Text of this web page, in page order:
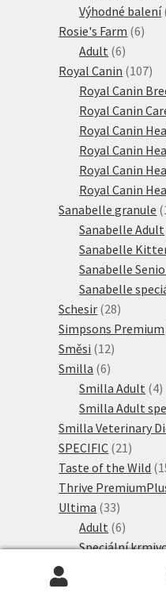
Výhodné balení
Rosie's Farm 66
Adult 66
produktů
Royal Canin 107107
Royal Canin
Royal Canin
Royal Canin
Royal Canin
Royal Canin
Royal Canin
Sanabelle granule
Sanabelle Adult
Sanabelle
Sanabelle
Sanabelle
Schesir 2828
produktů
Simpsons Premium
Směsi 1212
Smilla 66
produktů
Smilla Adult 44
Smilla Adult
Smilla Veterinary
SPECIFIC 21 21
Taste of the Wild
Thrive
Ultima 3333
produktů
Adult 66
Speciální
Ultima